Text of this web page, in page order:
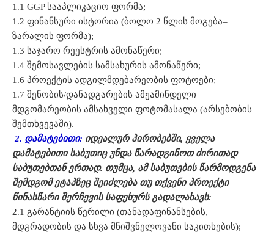
1.1 GGP სააპლიკაციო ფორმა;
1.2 ფინანსური ისტორია (ბოლო 2 წლის მოგება–
ზარალის ფორმა);
1.3 საჯარო რეესტრის ამონაწერი;
1.4 შემოსავლების სამსახურის ამონაწერი;
1.6 პროექტის ადგილმდებარეობის ფოტოები;
1.7 შენობის/დანადგარების ამჟამინდელი
მდგომარეობის ამსახველი ფოტომასალა (არსებობის
შემთხვევაში).
2. დამატებითი: იდეალურ პირობებში, ყველა
დამატებითი საბუთიც უნდა წარადგინოთ ძირითად
საბუთებთან ერთად. თუმცა, ამ საბუთების წარმოდგენა
შემდგომ ეტაპზეც შეიძლება თუ თქვენი პროექტი
წინასწარი შერჩევის საფეხურს გადალახავს:
2.1 გარანტიის წერილი (თანადაფინანსების,
მდგრადობის და სხვა მნიშვნელოვანი საკითხების);